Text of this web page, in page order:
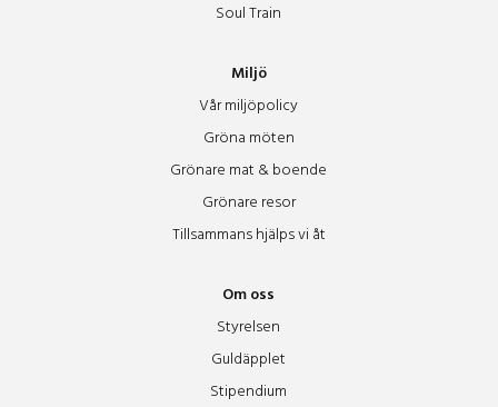
Soul Train
Miljö
Vår miljöpolicy
Gröna möten
Grönare mat & boende
Grönare resor
Tillsammans hjälps vi åt
Om oss
Styrelsen
Guldäpplet
Stipendium